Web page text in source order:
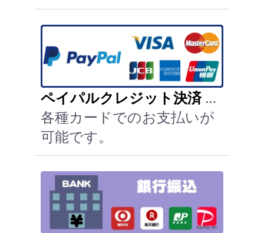
ペイパルクレジット決済…
各種カードでのお支払いが
可能です。